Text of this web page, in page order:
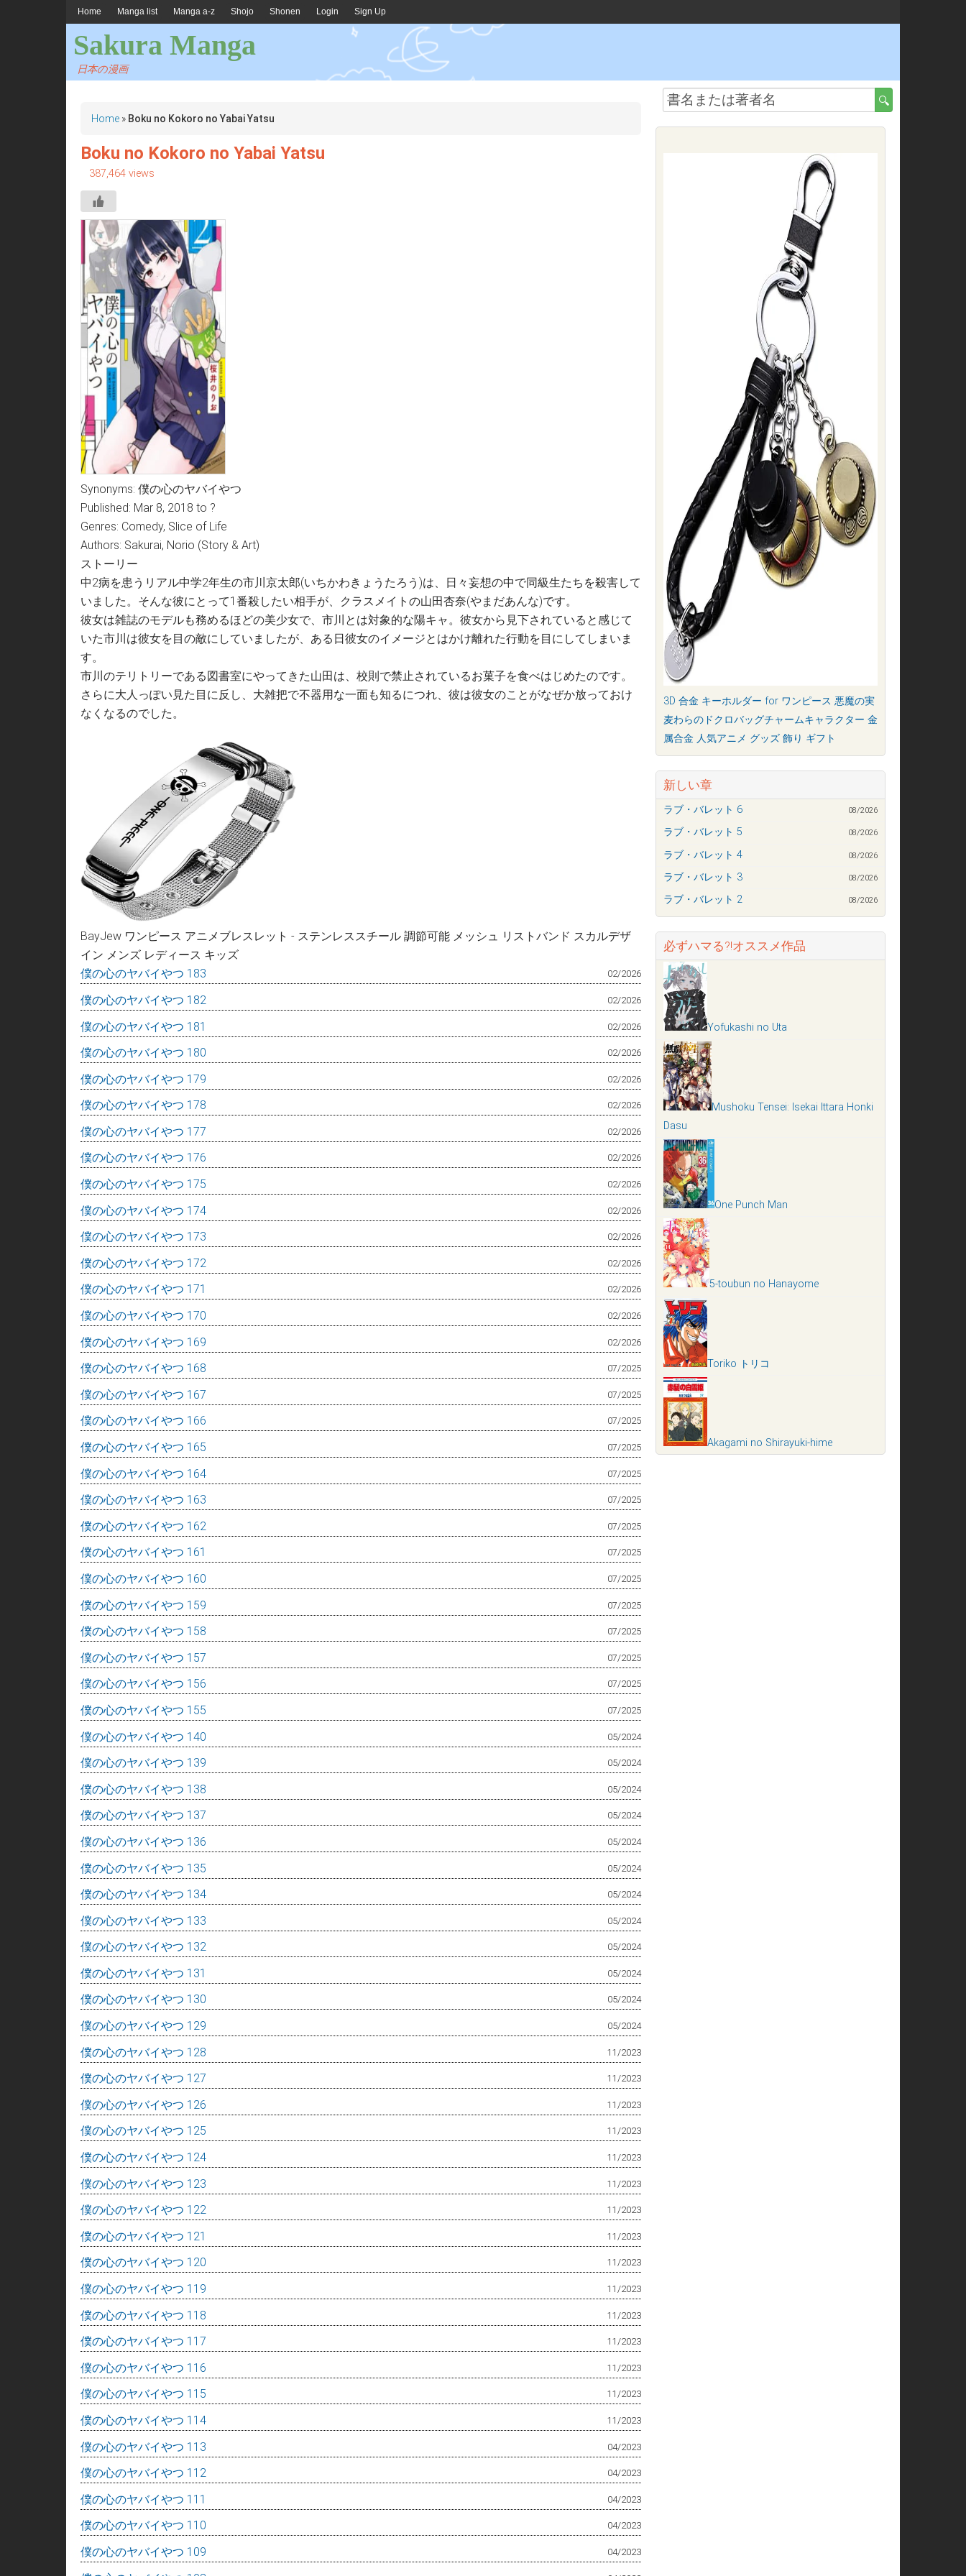
Home Manga list Manga a-z Shojo Shonen Login Sign Up
Sakura Manga
日本の漫画
Home » Boku no Kokoro no Yabai Yatsu
Boku no Kokoro no Yabai Yatsu
387,464 views
Synonyms: 僕の心のヤバイやつ
Published: Mar 8, 2018 to ?
Genres: Comedy, Slice of Life
Authors: Sakurai, Norio (Story & Art)
ストーリー
中2病を患うリアル中学2年生の市川京太郎(いちかわきょうたろう)は、日々妄想の中で同級生たちを殺害して
いました。そんな彼にとって1番殺したい相手が、クラスメイトの山田杏奈(やまだあんな)です。
彼女は雑誌のモデルも務めるほどの美少女で、市川とは対象的な陽キャ。彼女から見下されていると感じて
いた市川は彼女を目の敵にしていましたが、ある日彼女のイメージとはかけ離れた行動を目にしてしまいま
す。
市川のテリトリーである図書室にやってきた山田は、校則で禁止されているお菓子を食べはじめたのです。
さらに大人っぽい見た目に反し、大雑把で不器用な一面も知るにつれ、彼は彼女のことがなぜか放っておけ
なくなるのでした。
BayJew ワンピース アニメブレスレット - ステンレススチール 調節可能 メッシュ リストバンド スカルデザ
イン メンズ レディース キッズ
僕の心のヤバイやつ 183
02/2026
僕の心のヤバイやつ 182 02/2026
僕の心のヤバイやつ 181 02/2026
僕の心のヤバイやつ 180 02/2026
僕の心のヤバイやつ 179 02/2026
僕の心のヤバイやつ 178 02/2026
僕の心のヤバイやつ 177 02/2026
僕の心のヤバイやつ 176 02/2026
僕の心のヤバイやつ 175 02/2026
僕の心のヤバイやつ 174 02/2026
僕の心のヤバイやつ 173 02/2026
僕の心のヤバイやつ 172 02/2026
僕の心のヤバイやつ 171 02/2026
僕の心のヤバイやつ 170 02/2026
僕の心のヤバイやつ 169 02/2026
僕の心のヤバイやつ 168 07/2025
僕の心のヤバイやつ 167 07/2025
僕の心のヤバイやつ 166 07/2025
僕の心のヤバイやつ 165 07/2025
僕の心のヤバイやつ 164 07/2025
僕の心のヤバイやつ 163 07/2025
僕の心のヤバイやつ 162 07/2025
僕の心のヤバイやつ 161 07/2025
僕の心のヤバイやつ 160 07/2025
僕の心のヤバイやつ 159 07/2025
僕の心のヤバイやつ 158 07/2025
僕の心のヤバイやつ 157 07/2025
僕の心のヤバイやつ 156 07/2025
僕の心のヤバイやつ 155 07/2025
僕の心のヤバイやつ 140 05/2024
僕の心のヤバイやつ 139 05/2024
僕の心のヤバイやつ 138 05/2024
僕の心のヤバイやつ 137 05/2024
僕の心のヤバイやつ 136 05/2024
僕の心のヤバイやつ 135 05/2024
僕の心のヤバイやつ 134 05/2024
僕の心のヤバイやつ 133 05/2024
僕の心のヤバイやつ 132 05/2024
僕の心のヤバイやつ 131 05/2024
僕の心のヤバイやつ 130 05/2024
僕の心のヤバイやつ 129 05/2024
僕の心のヤバイやつ 128 11/2023
僕の心のヤバイやつ 127 11/2023
僕の心のヤバイやつ 126 11/2023
僕の心のヤバイやつ 125 11/2023
僕の心のヤバイやつ 124 11/2023
僕の心のヤバイやつ 123 11/2023
僕の心のヤバイやつ 122 11/2023
僕の心のヤバイやつ 121 11/2023
僕の心のヤバイやつ 120 11/2023
僕の心のヤバイやつ 119 11/2023
僕の心のヤバイやつ 118 11/2023
僕の心のヤバイやつ 117 11/2023
僕の心のヤバイやつ 116 11/2023
僕の心のヤバイやつ 115 11/2023
僕の心のヤバイやつ 114 11/2023
僕の心のヤバイやつ 113 04/2023
僕の心のヤバイやつ 112 04/2023
僕の心のヤバイやつ 111 04/2023
僕の心のヤバイやつ 110 04/2023
僕の心のヤバイやつ 109 04/2023
3D 合金 キーホルダー for ワンピース 悪魔の実
麦わらのドクロバッグチャームキャラクター 金
属合金 人気アニメ グッズ 飾り ギフト
新しい章
ラブ・バレット 6 08/2026
ラブ・バレット 5 08/2026
ラブ・バレット 4 08/2026
ラブ・バレット 3 08/2026
ラブ・バレット 2 08/2026
必ずハマる?!オススメ作品
Yofukashi no Uta
Mushoku Tensei: Isekai Ittara Honki
Dasu
One Punch Man
5-toubun no Hanayome
Toriko トリコ
Akagami no Shirayuki-hime